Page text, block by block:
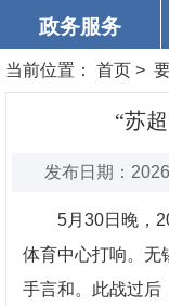
政务服务
当前位置： 首页 >
“苏
发布日期：
5月30日晚，
体育中心打响。无
手言和。此战过后